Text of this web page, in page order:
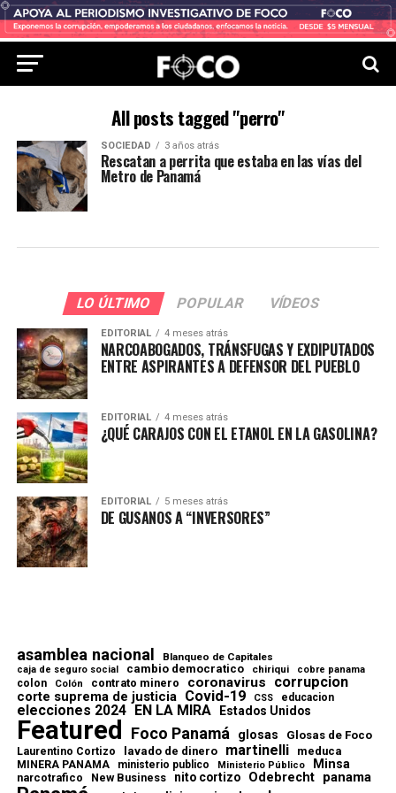
All posts tagged "perro"
SOCIEDAD 3 años atrás
Rescatan a perrita que estaba en las vías del
Metro de Panamá
LO ÚLTIMO POPULAR VÍDEOS
EDITORIAL 4 meses atrás
NARCOABOGADOS, TRÁNSFUGAS Y EXDIPUTADOS
ENTRE ASPIRANTES A DEFENSOR DEL PUEBLO
EDITORIAL 4 meses atrás
¿QUÉ CARAJOS CON EL ETANOL EN LA GASOLINA?
EDITORIAL 5 meses atrás
DE GUSANOS A “INVERSORES”
asamblea nacional Blanqueo de Capitales
caja de seguro social cambio democratico chiriqui cobre panama
colon Colón contrato minero coronavirus corrupcion
corte suprema de justicia Covid-19 CSS educacion
elecciones 2024 EN LA MIRA Estados Unidos
Featured Foco Panamá glosas Glosas de Foco
Laurentino Cortizo lavado de dinero martinelli meduca
MINERA PANAMA ministerio publico Ministerio Público Minsa
narcotrafico New Business nito cortizo Odebrecht panama